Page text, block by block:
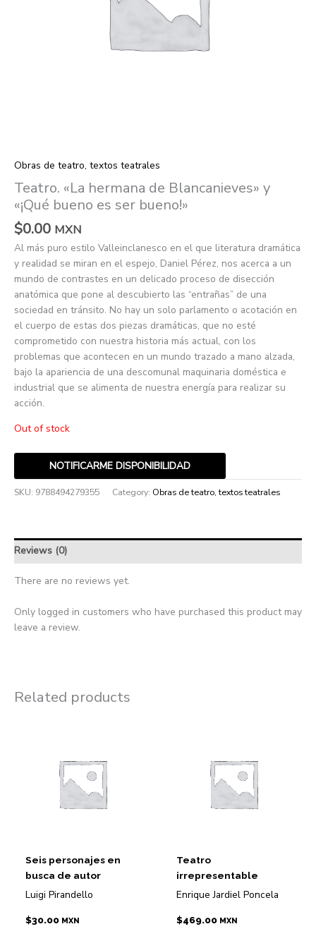
Obras de teatro, textos teatrales
Teatro. «La hermana de Blancanieves» y
«¡Qué bueno es ser bueno!»
$0.00 MXN
Al más puro estilo Valleinclanesco en el que literatura dramática
y realidad se miran en el espejo, Daniel Pérez, nos acerca a un
mundo de contrastes en un delicado proceso de disección
anatómica que pone al descubierto las “entrañas” de una
sociedad en tránsito. No hay un solo parlamento o acotación en
el cuerpo de estas dos piezas dramáticas, que no esté
comprometido con nuestra historia más actual, con los
problemas que acontecen en un mundo trazado a mano alzada,
bajo la apariencia de una descomunal maquinaria doméstica e
industrial que se alimenta de nuestra energía para realizar su
acción.
Out of stock
NOTIFICARME DISPONIBILIDAD
SKU: 9788494279355 Category: Obras de teatro, textos teatrales
Reviews (0)
There are no reviews yet.
Only logged in customers who have purchased this product may
leave a review.
Related products
Seis personajes en
busca de autor
Luigi Pirandello
$30.00 MXN
Teatro
irrepresentable
Enrique Jardiel Poncela
$469.00 MXN